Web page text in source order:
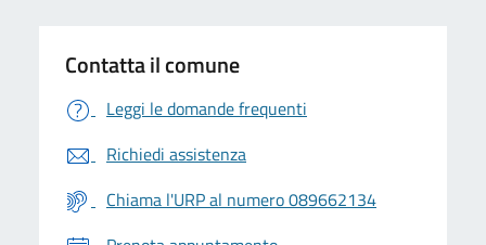
Contatta il comune
Leggi le domande frequenti
Richiedi assistenza
Chiama l'URP al numero 089662134